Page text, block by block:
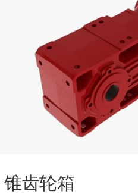
锥齿轮箱